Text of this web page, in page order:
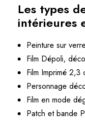
Les types
intérieures
Peinture sur verre
Film Dépoli,
Film Imprimé 2,3
Personnage
Film en mode
Patch et bande